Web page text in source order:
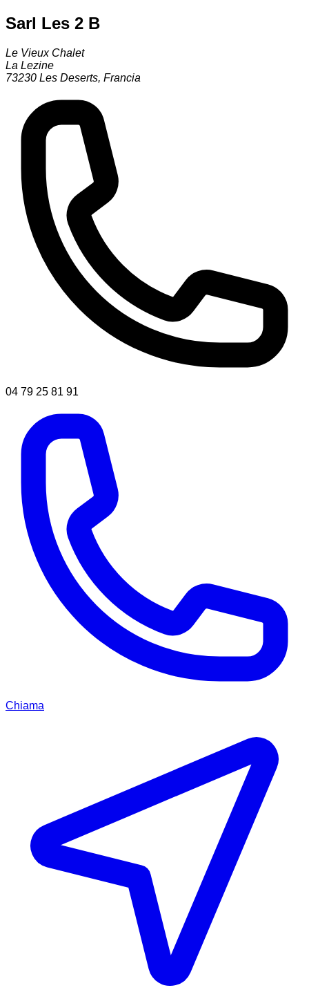
Sarl Les 2 B
Le Vieux Chalet
La Lezine
73230 Les Deserts, Francia
04 79 25 81 91
Chiama